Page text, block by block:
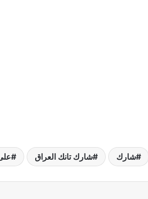
شارك شارك تانك العراق